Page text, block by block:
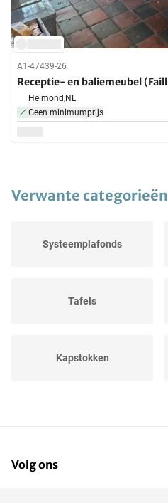
A1-47439-26
Receptie- en baliemeubel
Helmond,NL
Geen minimumprijs
Verwante categorieën
Systeemplafonds
Tafels
Kapstokken
Dossierkasten
Volg ons